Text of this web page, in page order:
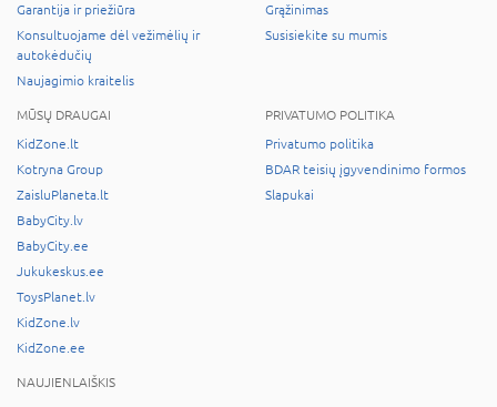
Garantija ir priežiūra
Konsultuojame dėl vežimėlių ir
autokėdučių
Naujagimio kraitelis
Grąžinimas
Susisiekite su mumis
MŪSŲ DRAUGAI
KidZone.lt
Kotryna Group
ZaisluPlaneta.lt
BabyCity.lv
BabyCity.ee
Jukukeskus.ee
ToysPlanet.lv
KidZone.lv
KidZone.ee
PRIVATUMO POLITIKA
Privatumo politika
BDAR teisių įgyvendinimo formos
Slapukai
NAUJIENLAIŠKIS